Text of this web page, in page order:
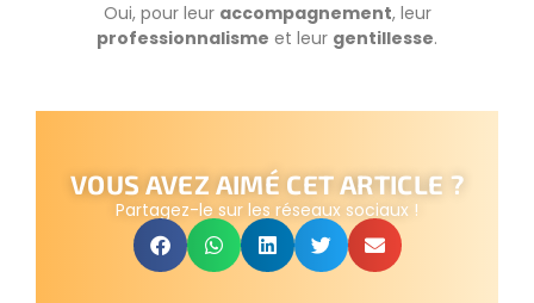
Oui, pour leur accompagnement, leur
professionnalisme et leur gentillesse.
VOUS AVEZ AIMÉ CET ARTICLE ?
Partagez-le sur les réseaux sociaux !